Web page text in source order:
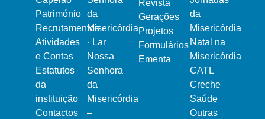
Património
Recrutamentos
Atividades
e Contas
Estatutos
da
instituição
Contactos
da
Misericórdia
· Lar
Nossa
Senhora
da
Misericórdia
–
Revista
Gerações
Projetos
Formulários
Ementa
da
Misericórdia
Natal na
Misericórdia
CATL
Creche
Saúde
Outras